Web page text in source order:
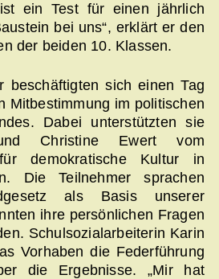
ist ein Test für einen jährlich
bei uns“, erklärt er den
der beiden 10. Klassen.
beschäftigten sich einen Tag
Mitbestimmung im politischen
Dabei unterstützten sie
Christine Ewert vom
demokratische Kultur in
Die Teilnehmer sprachen
als Basis unserer
ihre persönlichen Fragen
Schulsozialarbeiterin Karin
Vorhaben die Federführung
die Ergebnisse. „Mir hat